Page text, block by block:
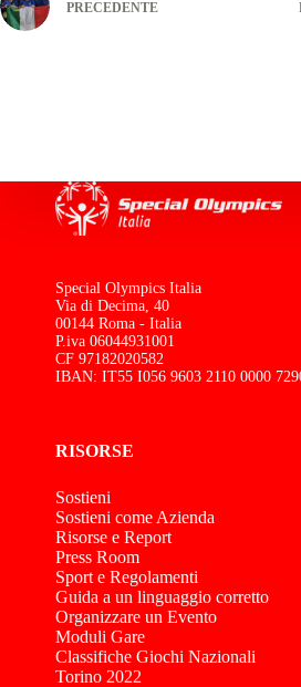
PRECEDENTE
Special Olympics Italia
Via di Decima, 40
00144 Roma - Italia
P.iva 06044931001
CF 97182020582
IBAN: IT55 I056 9603 2110 0000
RISORSE
Sostieni
Sostieni come Azienda
Risorse e Report
Press Room
Sport e Regolamenti
Guida a un linguaggio corretto
Organizzare un Evento
Moduli Gare
Classifiche Giochi Nazionali
Torino 2022